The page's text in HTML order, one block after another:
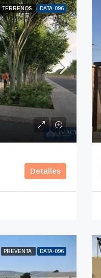
TERRENOS DATA-096
Detalles
PREVENTA DATA-096